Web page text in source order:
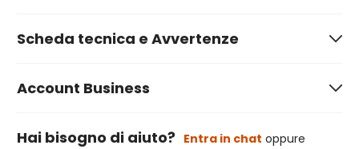
Scheda tecnica e Avvertenze
Account Business
Hai bisogno di aiuto? Entra in chat oppure